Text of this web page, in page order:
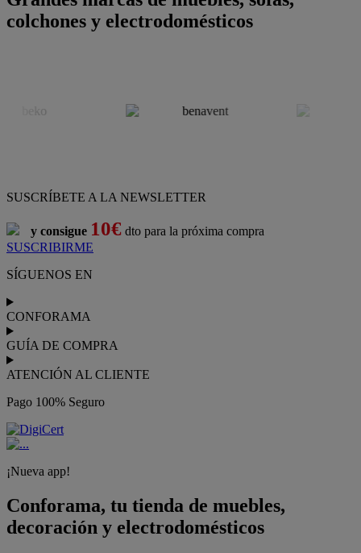
colchones y electrodomésticos
SUSCRÍBETE A LA NEWSLETTER
y consigue 10€ dto para la próxima compra
SUSCRIBIRME
SÍGUENOS EN
CONFORAMA
GUÍA DE COMPRA
ATENCIÓN AL CLIENTE
Pago 100% Seguro
¡Nueva app!
Conforama, tu tienda de muebles,
decoración y electrodomésticos